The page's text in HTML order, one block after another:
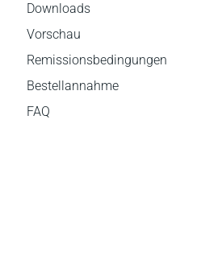
Downloads
Vorschau
Remissionsbedingungen
Bestellannahme
FAQ